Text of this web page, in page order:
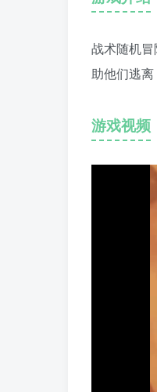
战术随机
助他们逃离
游戏视频